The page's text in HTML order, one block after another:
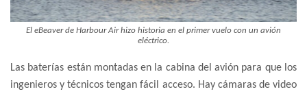
El eBeaver de Harbour Air hizo historia en el primer vuelo con un avión
eléctrico.
Las baterías están montadas en la cabina del avión para que los
ingenieros y técnicos tengan fácil acceso. Hay cámaras de video